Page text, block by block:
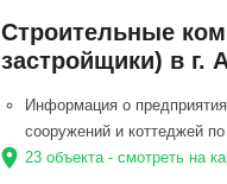
Строительные
застройщики) в г.
Информация о
сооружений и коттеджей
location_on 23 объекта - смотреть на